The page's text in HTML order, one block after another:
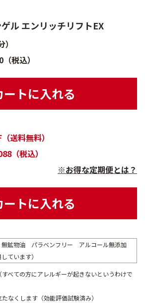
ル エンリッチリフトEX
税込）
ートに入れる
送料無料）
（税込）
※お得な定期便とは？
ートに入れる
鉱物油 パラベンフリー アルコール無添加
ています）
べての方にアレルギーが起きないというわけで
なくします（効能評価試験済み）